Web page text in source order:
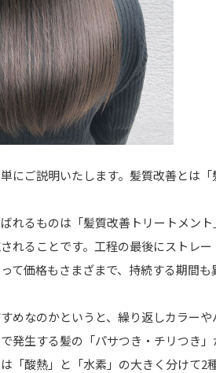
にご説明いたします。髪質改善とは
れるものは「髪質改善トリートメン
れることです。工程の最後にストレ
て価格もさまざまで、持続する期間も
めなのかというと、繰り返しカラー
発生する髪の「パサつき・チリつき」
「酸熱」と「水素」の大きく分けて